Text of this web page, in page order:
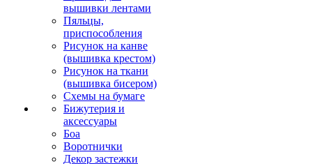
вышивки лентами
Пяльцы,
приспособления
Рисунок на канве
(вышивка крестом)
Рисунок на ткани
(вышивка бисером)
Схемы на бумаге
Бижутерия и
аксессуары
Боа
Воротнички
Декор застежки